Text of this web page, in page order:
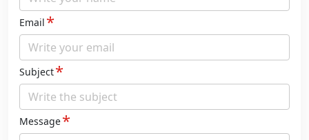
Email *
Subject*
Message*